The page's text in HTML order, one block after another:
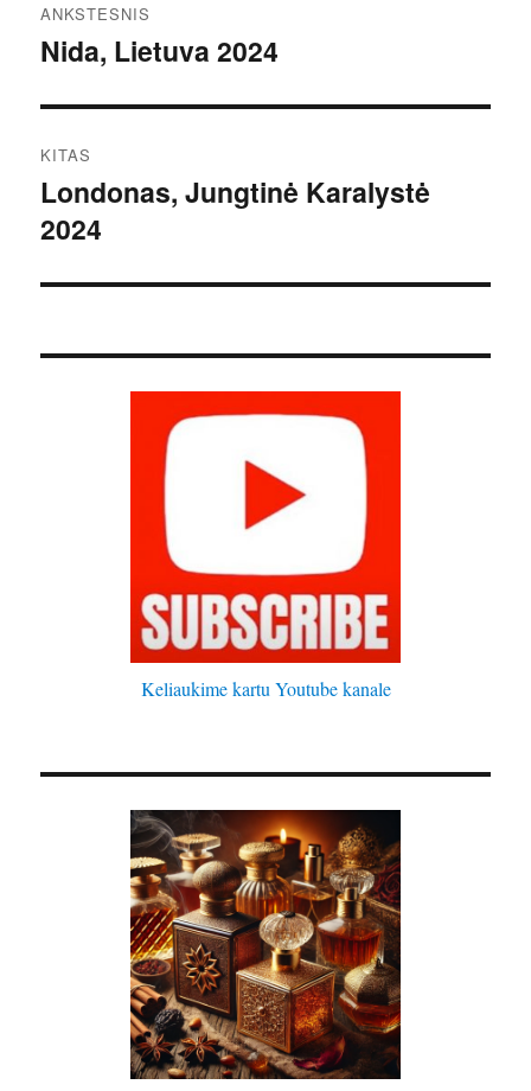
tarp
ANKSTESNIS
Ankstesnis
Nida, Lietuva 2024
KITAS
Kitas
įrašas:
Londonas, Jungtinė Karalystė
2024
Keliaukime kartu Youtube kanale